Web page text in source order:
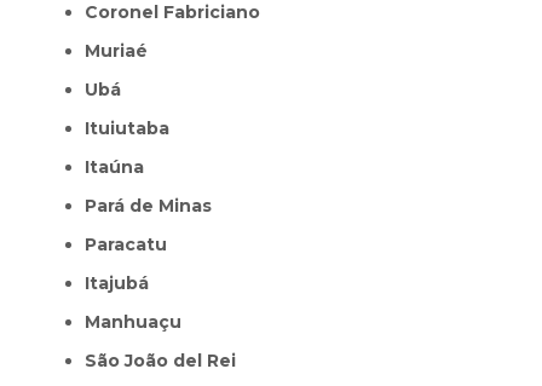
Coronel Fabriciano
Muriaé
Ubá
Ituiutaba
Itaúna
Pará de Minas
Paracatu
Itajubá
Manhuaçu
São João del Rei